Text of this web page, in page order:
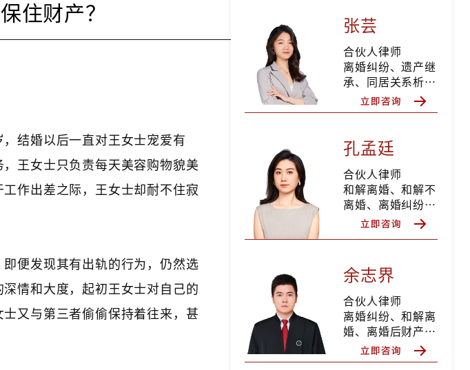
住财产？
结婚以后一直对王女士宠爱有
王女士只负责每天美容购物貌美
作出差之际，王女士却耐不住寂
便发现其有出轨的行为，仍然选
情和大度，起初王女士对自己的
又与第三者偷偷保持着往来，甚
张芸
合伙人律师
离婚纠纷、遗产继
承、同居关系析产
纠纷、分家析产纠
纷、所有权确认纠
纠纷、债权债务纠
纷、私人律师等
孔孟廷
合伙人律师
和解离婚、和解不
离婚、离婚纠纷、
离婚后财产纠纷、
抚养权纠纷、抚养
纷、变更抚养权纠
纷、遗产继承纠纷
分家析产纠纷，擅
长家庭财富规划，
私人律师等
余志界
合伙人律师
离婚纠纷、和解离
婚、离婚后财产纠
纷、股权期权分
割、财富规划、遗